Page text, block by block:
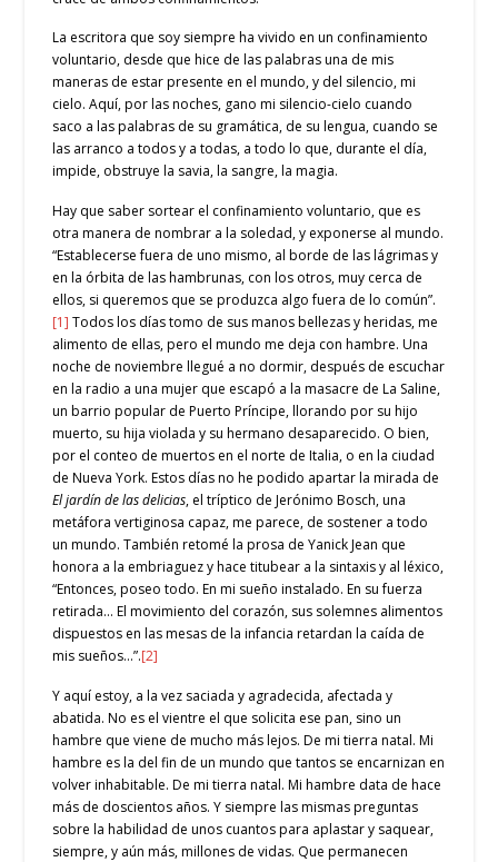
La escritora que soy siempre ha vivido en un confinamiento
voluntario, desde que hice de las palabras una de mis
maneras de estar presente en el mundo, y del silencio, mi
cielo. Aquí, por las noches, gano mi silencio-cielo cuando
saco a las palabras de su gramática, de su lengua, cuando se
las arranco a todos y a todas, a todo lo que, durante el día,
impide, obstruye la savia, la sangre, la magia.
Hay que saber sortear el confinamiento voluntario, que es
otra manera de nombrar a la soledad, y exponerse al mundo.
“Establecerse fuera de uno mismo, al borde de las lágrimas y
en la órbita de las hambrunas, con los otros, muy cerca de
ellos, si queremos que se produzca algo fuera de lo común”.
[1] Todos los días tomo de sus manos bellezas y heridas, me
alimento de ellas, pero el mundo me deja con hambre. Una
noche de noviembre llegué a no dormir, después de escuchar
en la radio a una mujer que escapó a la masacre de La Saline,
un barrio popular de Puerto Príncipe, llorando por su hijo
muerto, su hija violada y su hermano desaparecido. O bien,
por el conteo de muertos en el norte de Italia, o en la ciudad
de Nueva York. Estos días no he podido apartar la mirada de
El jardín de las delicias, el tríptico de Jerónimo Bosch, una
metáfora vertiginosa capaz, me parece, de sostener a todo
un mundo. También retomé la prosa de Yanick Jean que
honora a la embriaguez y hace titubear a la sintaxis y al léxico,
“Entonces, poseo todo. En mi sueño instalado. En su fuerza
retirada… El movimiento del corazón, sus solemnes alimentos
dispuestos en las mesas de la infancia retardan la caída de
mis sueños…”.[2]
Y aquí estoy, a la vez saciada y agradecida, afectada y
abatida. No es el vientre el que solicita ese pan, sino un
hambre que viene de mucho más lejos. De mi tierra natal. Mi
hambre es la del fin de un mundo que tantos se encarnizan en
volver inhabitable. De mi tierra natal. Mi hambre data de hace
más de doscientos años. Y siempre las mismas preguntas
sobre la habilidad de unos cuantos para aplastar y saquear,
siempre, y aún más, millones de vidas. Que permanecen